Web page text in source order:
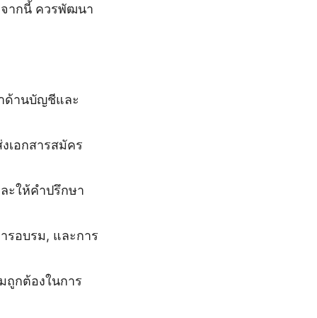
ากนี้ ควรพัฒนา
ด้านบัญชีและ
เอกสารสมัคร
ะให้คำปรึกษา
รอบรม, และการ
ถูกต้องในการ